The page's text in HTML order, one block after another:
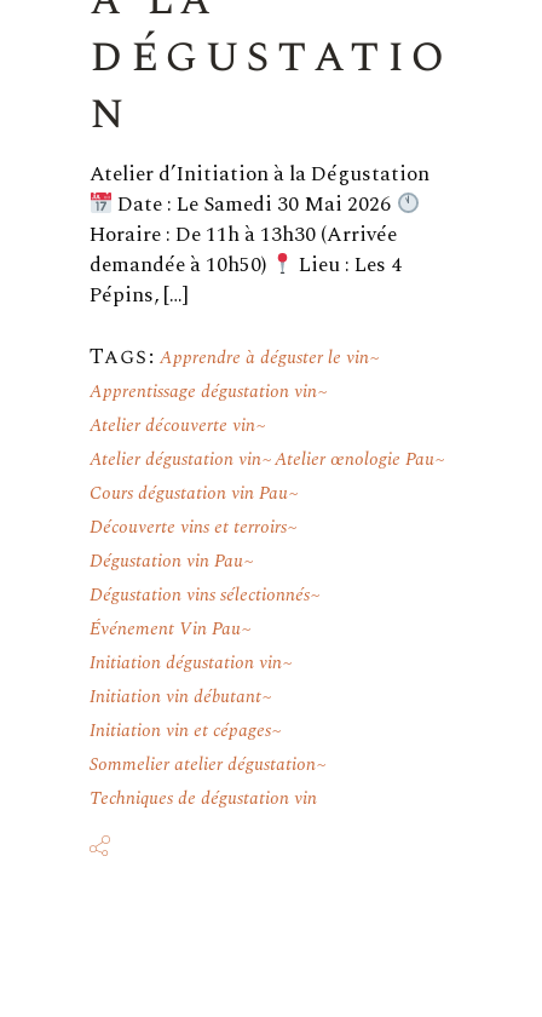
dégustatio
n
Atelier d’Initiation à la Dégustation
Date : Le Samedi 30 Mai 2026
Horaire : De 11h à 13h30 (Arrivée
demandée à 10h50)
Lieu : Les 4
Pépins, […]
Tags: Apprendre à déguster le vin
Apprentissage dégustation vin
Atelier découverte vin
Atelier dégustation vin Atelier œnologie Pau
Cours dégustation vin Pau
Découverte vins et terroirs
Dégustation vin Pau
Dégustation vins sélectionnés
Événement Vin Pau
Initiation dégustation vin
Initiation vin débutant
Initiation vin et cépages
Sommelier atelier dégustation
Techniques de dégustation vin